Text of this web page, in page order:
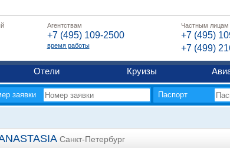
Агентствам
+7 (495) 109-2500
время работы
Частным лицам
+7 (495)
+7 (499)
Отели Круизы
заявки Паспорт
Санкт-Петербург